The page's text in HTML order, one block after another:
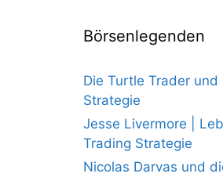
Börsenlegenden
Die Turtle Trader und
Strategie
Jesse Livermore |
Trading Strategie
Nicolas Darvas und